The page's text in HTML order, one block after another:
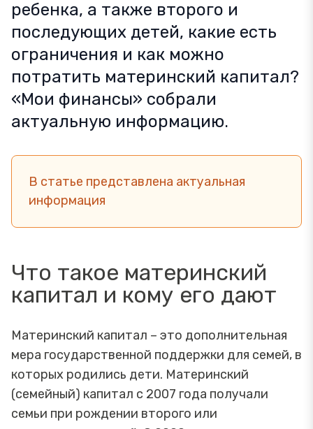
ребенка, а также второго и
последующих детей, какие есть
ограничения и как можно
потратить материнский капитал?
«Мои финансы» собрали
актуальную информацию.
В статье представлена актуальная
информация
Что такое материнский
капитал и кому его дают
Материнский капитал – это дополнительная
мера государственной поддержки для семей, в
которых родились дети. Материнский
(семейный) капитал с 2007 года получали
семьи при рождении второго или